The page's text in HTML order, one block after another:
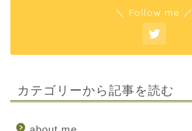
＼ Follow me ／
カテゴリーから記事を読む